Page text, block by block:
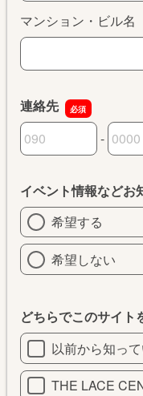
マンション・ビル名
連絡先
連絡先の市外局番
-
連絡先の市内局番
連絡先の加入者番号
イベント情報などお
希望する
希望しない
どちらでこのサイト
以前から知っ
THE LACE